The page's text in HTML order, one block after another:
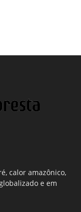
calor amazônico,
e em